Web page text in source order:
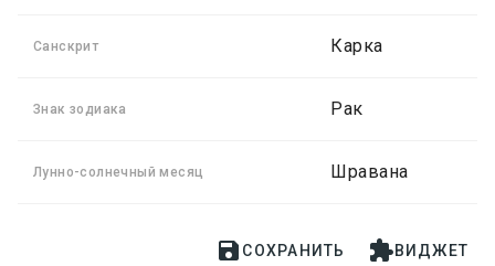
Санскрит Карка
Знак зодиака Рак
Лунно-солнечный месяц Шравана
 СОХРАНИТЬ ВИДЖЕТ